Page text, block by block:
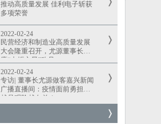
推动高质量发展 佳利电子斩获
多项荣誉
2022-02-24
民营经济和制造业高质量发展
大会隆重召开，尤源董事长荣
膺“火炬之星”称号
2022-02-24
专访| 董事长尤源做客嘉兴新闻
广播直播间：疫情面前勇担当
越是艰险越向前！